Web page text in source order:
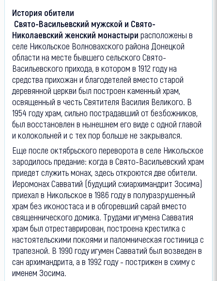
История обители
Свято-Васильевский мужской и Свято-
Николаевский женский монастыри расположены в
селе Никольское Волновахского района Донецкой
области на месте бывшего сельского Свято-
Васильевского прихода, в котором в 1912 году на
средства прихожан и благодетелей вместо старой
деревянной церкви был построен каменный храм,
освященный в честь Святителя Василия Великого. В
1954 году храм, сильно пострадавший от безбожников,
был восстановлен в нынешнем его виде с одной главой
и колокольней и с тех пор больше не закрывался.
Еще после октябрьского переворота в селе Никольское
зародилось предание: когда в Свято-Васильевский храм
приедет служить монах, здесь откроются две обители.
Иеромонах Савватий (будущий схиархимандрит Зосима)
приехал в Никольское в 1986 году в полуразрушенный
храм без иконостаса и в обгоревший сарай вместо
священнического домика. Трудами игумена Савватия
храм был отреставрирован, построена крестилка с
настоятельскими покоями и паломническая гостиница с
трапезной. В 1990 году игумен Савватий был возведен в
сан архимандрита, а в 1992 году - пострижен в схиму с
именем Зосима.